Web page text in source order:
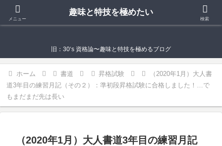
趣味と特技を極めたい
旧：30‘s 資格論〜趣味と特技を極めるブログ
ホーム 書道 昇格試験
（2020年1月）大人書
道3年目の練習月記（その２）：準初段昇格試験に合格しました！…で
もまだまだ先は長い
（2020年1月）大人書道3年目の練習月記
メニュー
趣味と特技を極めたい
検索